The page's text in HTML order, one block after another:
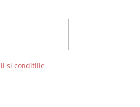
si conditiile